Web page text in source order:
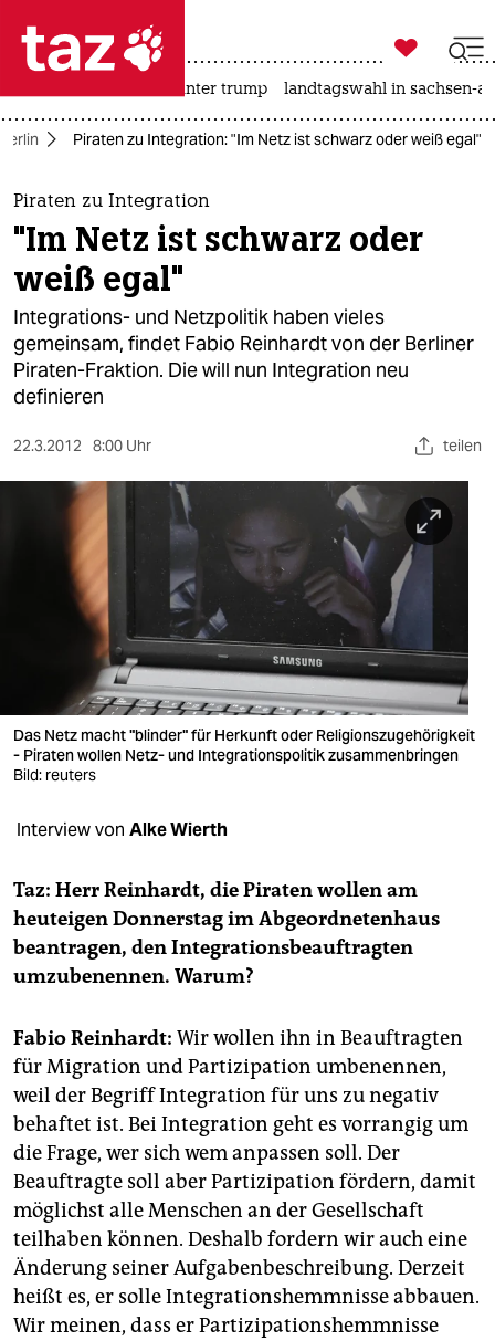
 taz zahl ich
taz zahl ich
themen
politik
öko
gesellschaft
kultur
sport
berlin
wahrheit
veranstaltungen
shop
fragen & hilfe
abo
genossenschaft

taz zahl ich
usa unter trump landtagswahl in sachsen-
Berlin Piraten zu Integration: "Im Netz ist schwarz oder weiß egal"
Piraten zu Integration
"Im Netz ist schwarz oder
weiß egal"
Integrations- und Netzpolitik haben vieles
gemeinsam, findet Fabio Reinhardt von der Berliner
Piraten-Fraktion. Die will nun Integration neu
definieren
22.3.2012 8:00 Uhr teilen
Das Netz macht "blinder" für Herkunft oder Religionszugehörigkeit
- Piraten wollen Netz- und Integrationspolitik zusammenbringen
Bild: reuters
Interview von Alke Wierth
Taz: Herr Reinhardt, die Piraten wollen am
heuteigen Donnerstag im Abgeordnetenhaus
beantragen, den Integrationsbeauftragten
umzubenennen. Warum?
Fabio Reinhardt: Wir wollen ihn in Beauftragten
für Migration und Partizipation umbenennen,
weil der Begriff Integration für uns zu negativ
behaftet ist. Bei Integration geht es vorrangig um
die Frage, wer sich wem anpassen soll. Der
Beauftragte soll aber Partizipation fördern, damit
möglichst alle Menschen an der Gesellschaft
teilhaben können. Deshalb fordern wir auch eine
Änderung seiner Aufgabenbeschreibung. Derzeit
heißt es, er solle Integrationshemmnisse abbauen.
Wir meinen, dass er Partizipationshemmnisse